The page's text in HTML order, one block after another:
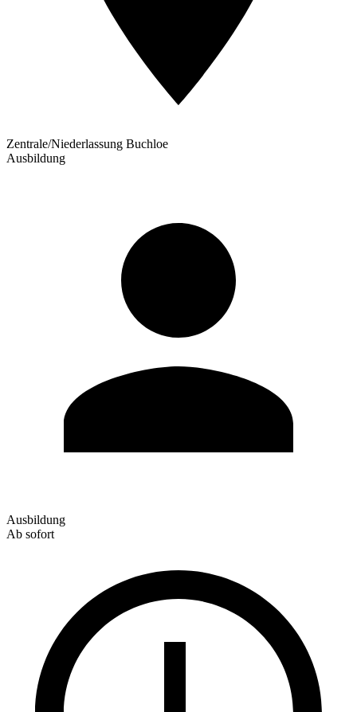
Zentrale/Niederlassung Buchloe
Ausbildung
Ausbildung
Ab sofort